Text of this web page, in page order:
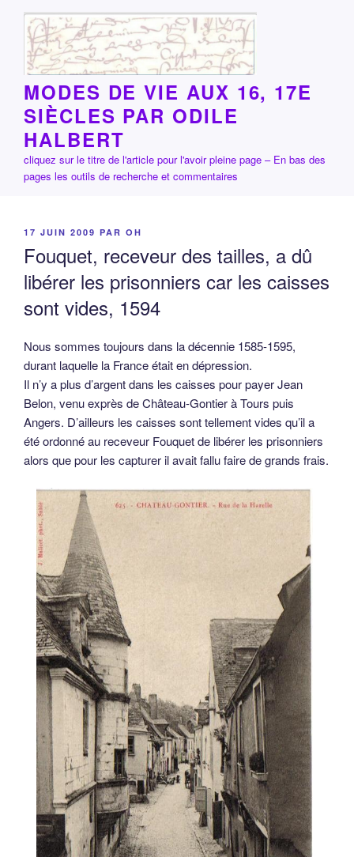
contenu
principal
MODES DE VIE AUX 16, 17E
SIÈCLES PAR ODILE
HALBERT
cliquez sur le titre de l'article pour l'avoir pleine page – En bas des
pages les outils de recherche et commentaires
PUBLIÉ
17 JUIN 2009 PAR OH
Fouquet, receveur des tailles, a dû
libérer les prisonniers car les caisses
sont vides, 1594
Nous sommes toujours dans la décennie 1585-1595,
durant laquelle la France était en dépression.
Il n’y a plus d’argent dans les caisses pour payer Jean
Belon, venu exprès de Château-Gontier à Tours puis
Angers. D’ailleurs les caisses sont tellement vides qu’il a
été ordonné au receveur Fouquet de libérer les prisonniers
alors que pour les capturer il avait fallu faire de grands frais.